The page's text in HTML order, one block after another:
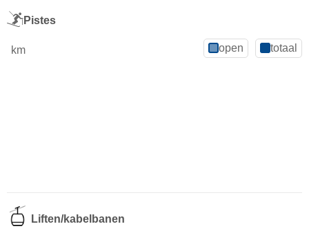
Pistes
km open totaal
Liften/kabelbanen